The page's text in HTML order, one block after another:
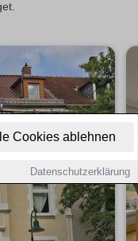
Cookies ablehnen
Datenschutzerklärung